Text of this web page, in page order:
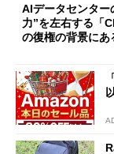
AIデータセンター
力”を左右する「
の復権の背景にあ